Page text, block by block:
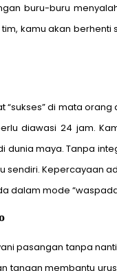
buru-buru
kamu akan
di mata
diawasi 24 jam.
maya. Tanpa
Kepercayaan
mode
pasangan tanpa
tangan membantu